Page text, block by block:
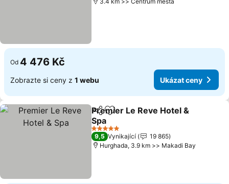
Od 4 476 Kč
Zobrazte si ceny z 1 webu Ukázat ceny
SdíletPřidat na seznam oblíbených
Premier Le Reve Hotel &
Spa
Ukázat ceny
5 Počet hvězdiček
9,5 Vynikající
19 865
Hurghada, 3.9 km >> Makadi Bay